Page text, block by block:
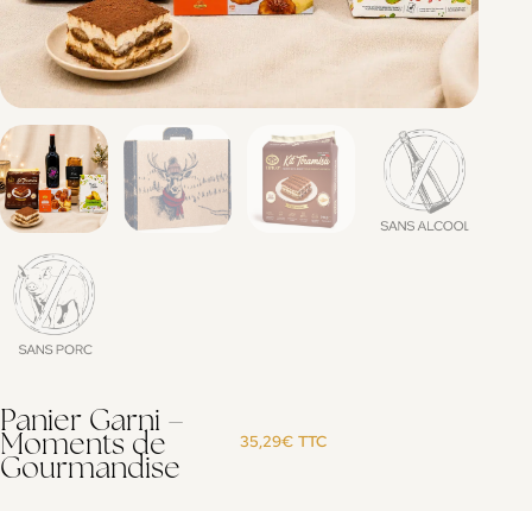
Panier Garni –
Moments de
Gourmandise
35,29€ TTC